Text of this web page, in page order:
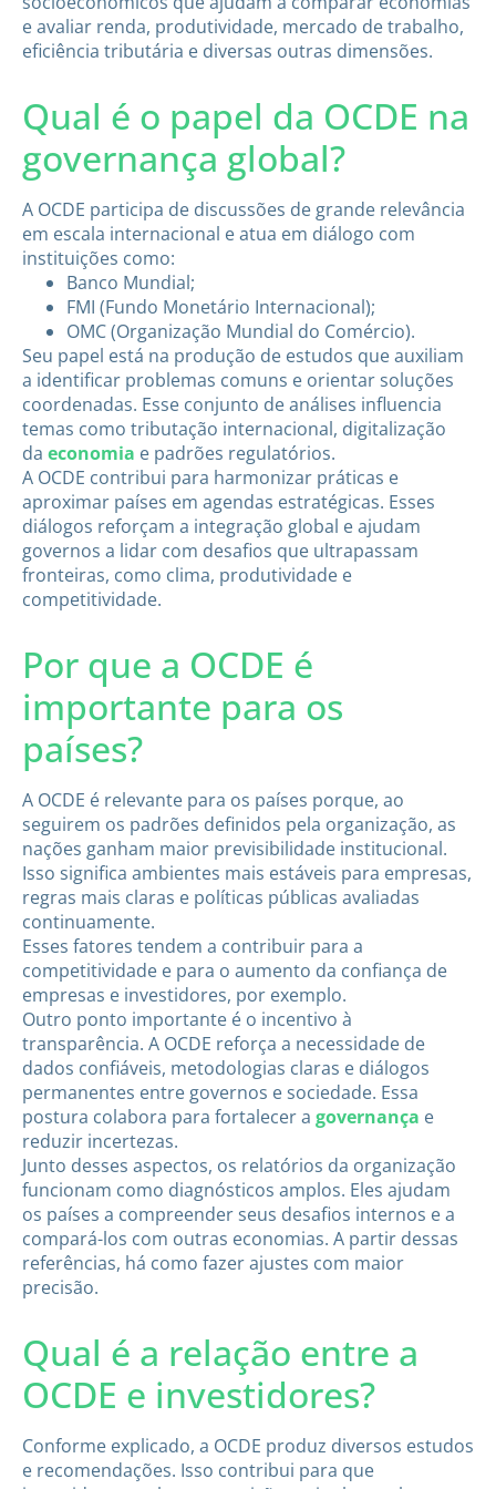
e avaliar renda, produtividade, mercado de trabalho,
eficiência tributária e diversas outras dimensões.
Qual é o papel da OCDE na
governança global?
A OCDE participa de discussões de grande relevância
em escala internacional e atua em diálogo com
instituições como:
Banco Mundial;
FMI (Fundo Monetário Internacional);
OMC (Organização Mundial do Comércio).
Seu papel está na produção de estudos que auxiliam
a identificar problemas comuns e orientar soluções
coordenadas. Esse conjunto de análises influencia
temas como tributação internacional, digitalização
da economia e padrões regulatórios.
A OCDE contribui para harmonizar práticas e
aproximar países em agendas estratégicas. Esses
diálogos reforçam a integração global e ajudam
governos a lidar com desafios que ultrapassam
fronteiras, como clima, produtividade e
competitividade.
Por que a OCDE é
importante para os
países?
A OCDE é relevante para os países porque, ao
seguirem os padrões definidos pela organização, as
nações ganham maior previsibilidade institucional.
Isso significa ambientes mais estáveis para empresas,
regras mais claras e políticas públicas avaliadas
continuamente.
Esses fatores tendem a contribuir para a
competitividade e para o aumento da confiança de
empresas e investidores, por exemplo.
Outro ponto importante é o incentivo à
transparência. A OCDE reforça a necessidade de
dados confiáveis, metodologias claras e diálogos
permanentes entre governos e sociedade. Essa
postura colabora para fortalecer a governança e
reduzir incertezas.
Junto desses aspectos, os relatórios da organização
funcionam como diagnósticos amplos. Eles ajudam
os países a compreender seus desafios internos e a
compará-los com outras economias. A partir dessas
referências, há como fazer ajustes com maior
precisão.
Qual é a relação entre a
OCDE e investidores?
Conforme explicado, a OCDE produz diversos estudos
e recomendações. Isso contribui para que